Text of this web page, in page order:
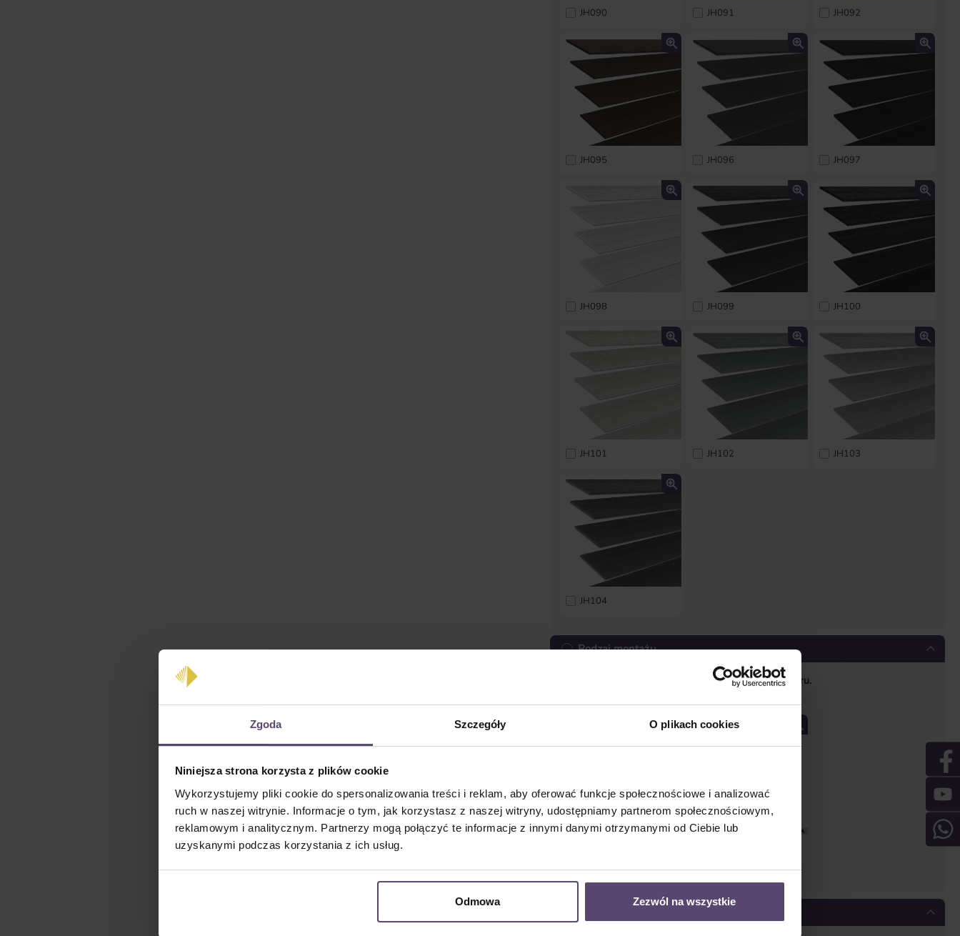
Zgoda Szczegóły O plikach cookies
Niniejsza strona korzysta z plików cookie
Wykorzystujemy pliki cookie do spersonalizowania treści i reklam, aby oferować funkcje społecznościowe i analizować
ruch w naszej witrynie. Informacje o tym, jak korzystasz z naszej witryny, udostępniamy partnerom społecznościowym,
reklamowym i analitycznym. Partnerzy mogą połączyć te informacje z innymi danymi otrzymanymi od Ciebie lub
uzyskanymi podczas korzystania z ich usług.
Odmowa Zezwól na wszystkie
JH090 JH091 JH092
JH095 JH096 JH097
JH098 JH099 JH100
JH101 JH102 JH103
JH104
Rodzaj montażu
Proszę nie zapomnieć o podaniu prawidłowego wymiaru.
* Proszę podać ilość *